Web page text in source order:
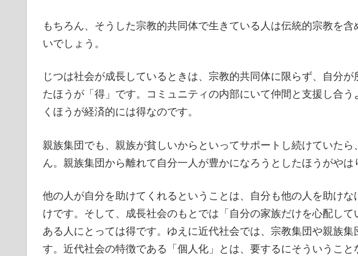
もちろん、そうした宗教的共同体で生きている人は伝統的宗教を
いでしょう。
じつは社会が成長しているときは、宗教的共同体に限らず、自分
たほうが「得」です。コミュニティの内部にいて仲間と支援し合
くほうが経済的には得なのです。
親族集団でも、親族が貧しいからといってサポートし続けていた
ん。親族集団から離れて自分一人が豊かになろうとしたほうがやは
他の人が自分を助けてくれるということは、自分も他の人を助け
けです。そして、成長社会のもとでは「自分の家族だけを心配し
ある人にとっては得です。ゆえに近代社会では、宗教集団や親族
す。近代社会の特徴である「個人化」とは、要するにそういうこと